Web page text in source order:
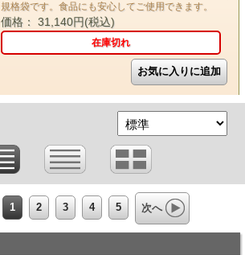
規格袋です。食品にも安心してご使用できます。
価格： 31,140円(税込)
在庫切れ
1 2 3 4 5 次へ